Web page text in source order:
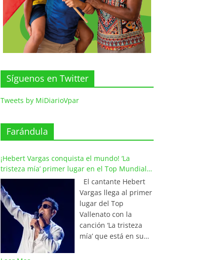
Síguenos en Twitter
Tweets by MiDiarioVpar
Farándula
¡Hebert Vargas conquista el mundo! ‘La
tristeza mía’ primer lugar en el Top Mundial
del Vallenato
El cantante Hebert
Vargas llega al primer
lugar del Top
Vallenato con la
canción ‘La tristeza
mía’ que está en su